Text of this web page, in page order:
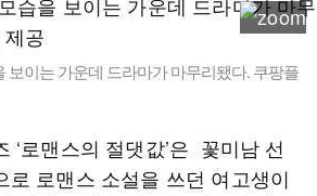
보이는 가운데 드라마가 마무리됐다. 쿠팡플
‘로맨스의 절댓값’은 꽃미남 선
로 로맨스 소설을 쓰던 여고생이